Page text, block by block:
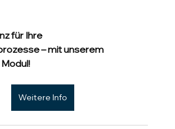
für Ihre
– mit unserem
Weitere Info